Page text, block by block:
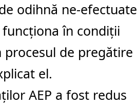
odihnă ne-efectuate
în condiții
de pregătire
el.
AEP a fost redus